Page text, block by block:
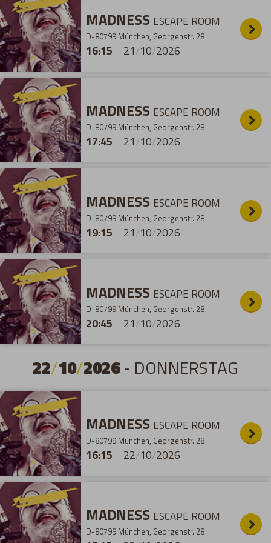
21/10/2026
16:15
MADNESS ESCAPE ROOM
D-80799 München, Georgenstr. 28
21/10/2026
17:45
MADNESS ESCAPE ROOM
D-80799 München, Georgenstr. 28
21/10/2026
19:15
MADNESS ESCAPE ROOM
D-80799 München, Georgenstr. 28
21/10/2026
20:45
MADNESS ESCAPE ROOM
D-80799 München, Georgenstr. 28
22/10/2026- DONNERSTAG
22/10/2026
16:15
MADNESS ESCAPE ROOM
D-80799 München, Georgenstr. 28
MADNESS ESCAPE ROOM
D-80799 München, Georgenstr. 28